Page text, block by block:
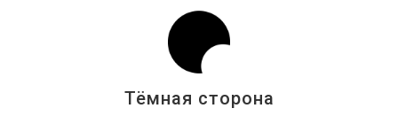
Тёмная сторона